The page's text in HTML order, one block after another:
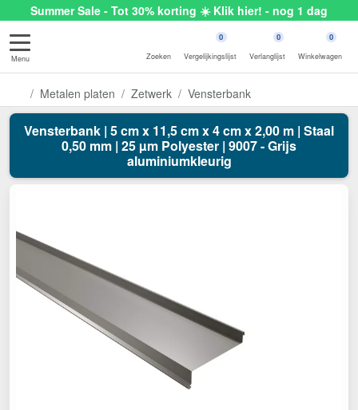
Summer Sale - Tot 30% korting ☀️ Klik hier! - nog 1 dag
Menu Zoeken
0
Vergelijkingslijst
0
Verlanglijst
0
Winkelwagen
Metalen platen Zetwerk Vensterbank
Vensterbank | 5 cm x 11,5 cm x 4 cm x 2,00 m | Staal
0,50 mm | 25 µm Polyester | 9007 - Grijs
aluminiumkleurig